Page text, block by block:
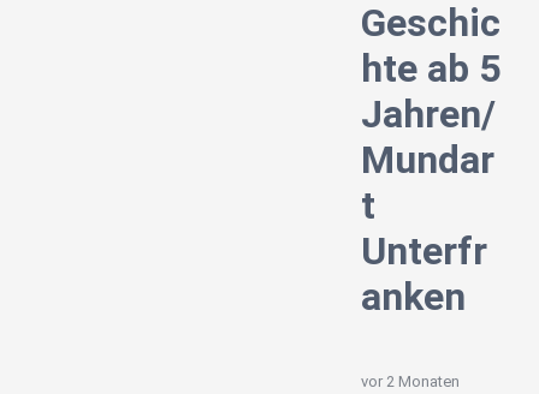
Geschic
hte ab 5
Jahren/
Mundar
t
Unterfr
anken
vor 2 Monaten